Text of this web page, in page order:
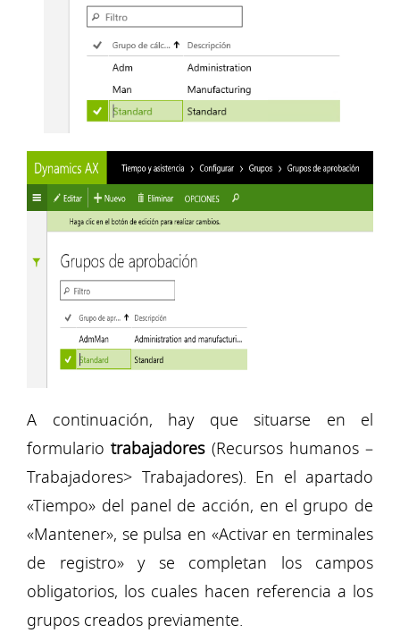
A continuación, hay que situarse en el
formulariotrabajadores(Recursos humanos –
Trabajadores> Trabajadores). En el apartado
«Tiempo» del panel de acción, en el grupo de
«Mantener», se pulsa en «Activar en terminales
de registro» y se completan los campos
obligatorios, los cuales hacen referencia a los
grupos creados previamente.